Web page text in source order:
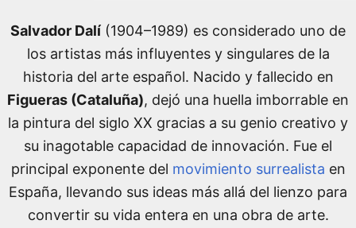
Salvador Dalí (1904–1989) es considerado uno de
los artistas más influyentes y singulares de la
historia del arte español. Nacido y fallecido en
Figueras (Cataluña), dejó una huella imborrable en
la pintura del siglo XX gracias a su genio creativo y
su inagotable capacidad de innovación. Fue el
principal exponente del movimiento surrealista en
España, llevando sus ideas más allá del lienzo para
convertir su vida entera en una obra de arte.